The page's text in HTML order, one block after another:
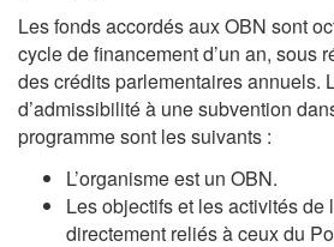
Les fonds accordés aux OBN sont
cycle de financement d’un an, sous
des crédits parlementaires annuels.
d’admissibilité à une subvention
programme sont les suivants :
L’organisme est un OBN.
Les objectifs et les activités de
directement reliés à ceux du